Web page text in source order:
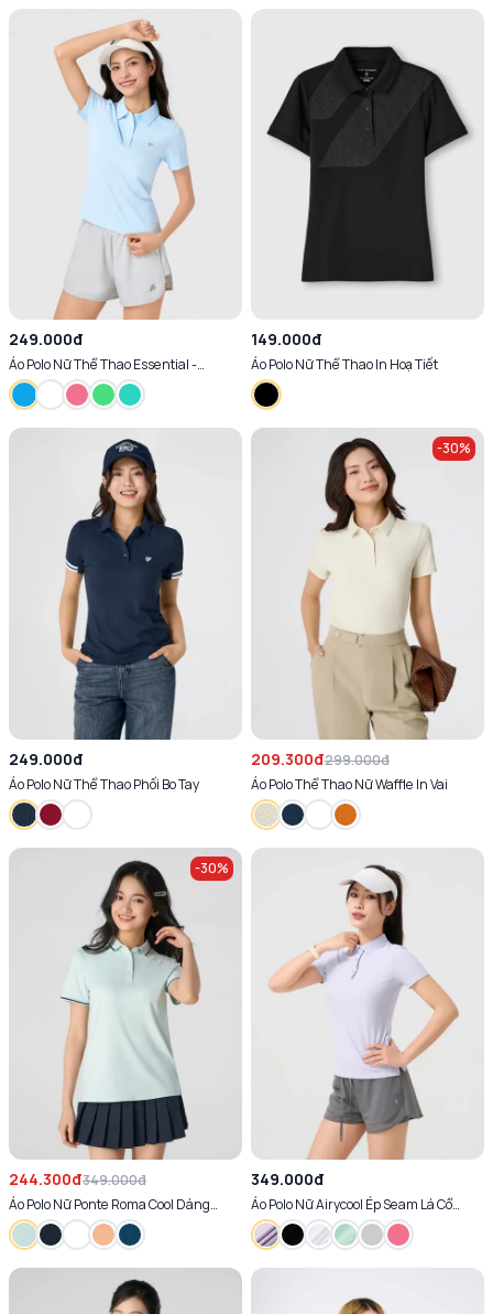
249.000đ
Áo Polo Nữ Thể Thao Essential -
Thoáng Khí - Năng Động
149.000đ
Áo Polo Nữ Thể Thao In Hoạ Tiết
249.000đ
Áo Polo Nữ Thể Thao Phối Bo Tay
-30%
209.300đ299.000đ
Áo Polo Thể Thao Nữ Waffle In Vai
-30%
244.300đ349.000đ
Áo Polo Nữ Ponte Roma Cool Dáng
Suông
349.000đ
Áo Polo Nữ Airycool Ép Seam Lá Cổ
Laser